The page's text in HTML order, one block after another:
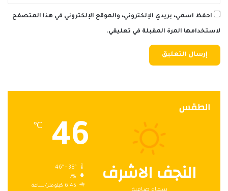
احفظ اسمي، بريدي الإلكتروني، والموقع الإلكتروني في هذا المتصفح
لاستخدامها المرة المقبلة في تعليقي.
الطقس
النجف الاشرف
46
℃
7%
6.45 كيلومتر/ساعة